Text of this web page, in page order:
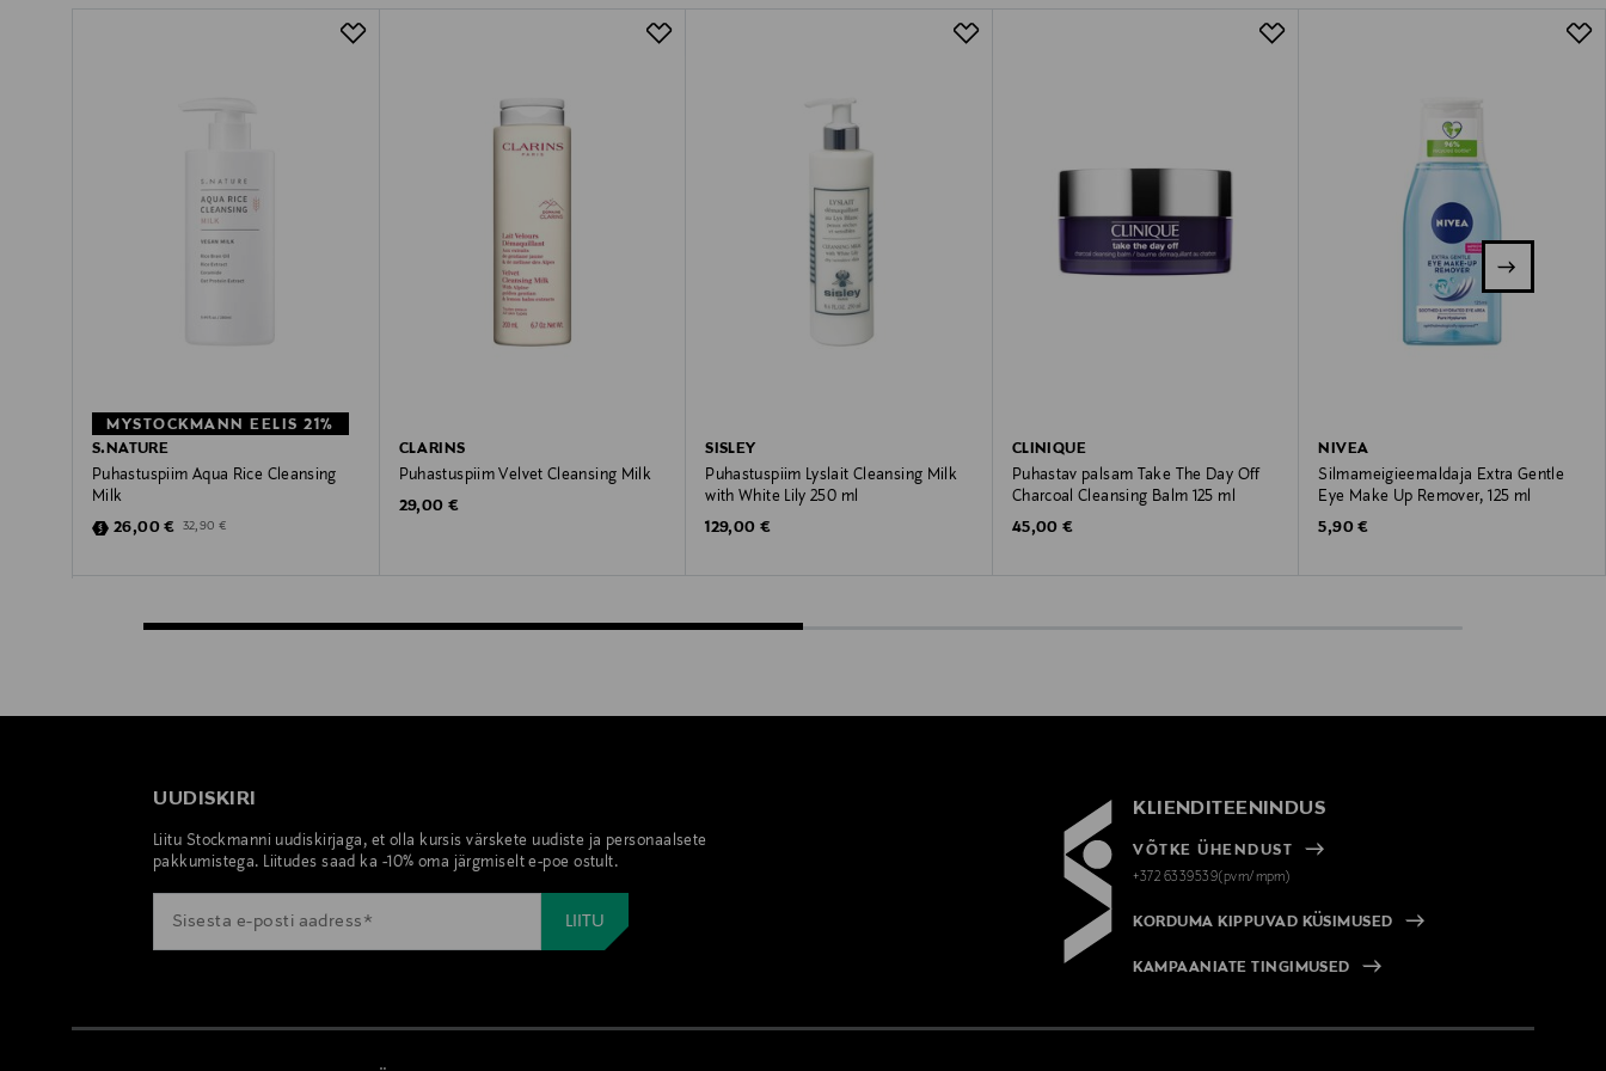
MYSTOCKMANN EELIS 21%
S.NATURE
Puhastuspiim Aqua Rice Cleansing
Milk
Discounted Price
26,00 € Original Price
32,90 €
CLARINS
Puhastuspiim Velvet Cleansing Milk
Original Price
29,00 €
SISLEY
Puhastuspiim Lyslait Cleansing Milk
with White Lily 250 ml
Original Price
129,00 €
CLINIQUE
Puhastav palsam Take The Day Off
Charcoal Cleansing Balm 125 ml
Original Price
45,00 €
NIVEA
Silmameigieemaldaja Extra Gentle
Eye Make Up Remover, 125 ml
Original Price
5,90 €
UUDISKIRI
Liitu Stockmanni uudiskirjaga, et olla kursis värskete uudiste ja personaalsete
pakkumistega. Liitudes saad ka -10% oma järgmiselt e-poe ostult.
KLIENDITEENINDUS
VÕTKE ÜHENDUST
+372 6339539(pvm/mpm)
KORDUMA KIPPUVAD KÜSIMUSED
KAMPAANIATE TINGIMUSED